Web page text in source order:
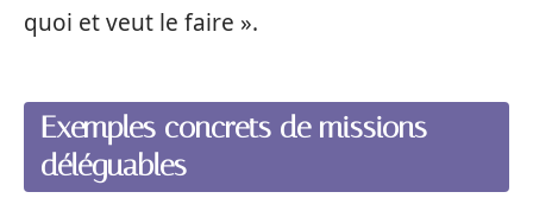
quoi et veut le faire ».
Exemples concrets de missions
déléguables